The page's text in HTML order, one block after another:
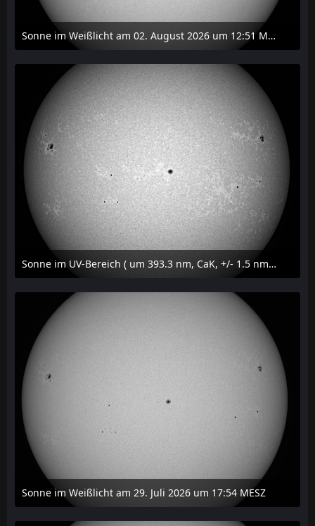
Sonne im Weißlicht am 02. August 2026 um 12:51 MESZ
2. August 2026 um 16:37
Sonne im UV-Bereich ( um 393.3 nm, CaK, +/- 1.5 nm) am 29. Juli 2026 um 17:59 MESZ
31. Juli 2026 um 20:03
Sonne im Weißlicht am 29. Juli 2026 um 17:54 MESZ
31. Juli 2026 um 20:03